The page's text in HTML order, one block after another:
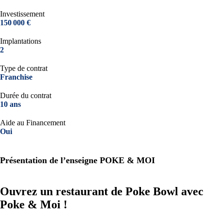
Investissement
150 000 €
Implantations
2
Type de contrat
Franchise
Durée du contrat
10 ans
Aide au Financement
Oui
Présentation de l’enseigne POKE & MOI
Ouvrez un restaurant de Poke Bowl avec
Poke & Moi !